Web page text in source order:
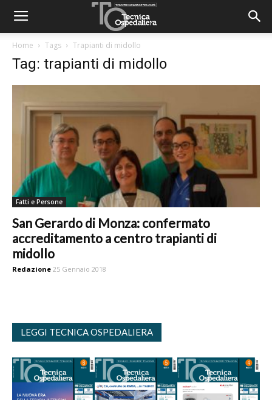
Home Tags Trapianti di midollo
Tag: trapianti di midollo
Fatti e Persone
San Gerardo di Monza: confermato
accreditamento a centro trapianti di
midollo
Redazione 25 Gennaio 2018
LEGGI TECNICA OSPEDALIERA